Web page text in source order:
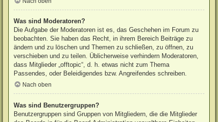
Was sind Moderatoren?
Die Aufgabe der Moderatoren ist es, das Geschehen im Forum zu
beobachten. Sie haben das Recht, in ihrem Bereich Beiträge zu
ändern und zu löschen und Themen zu schließen, zu öffnen, zu
verschieben und zu teilen. Üblicherweise verhindern Moderatoren,
dass Mitglieder „offtopic“, d. h. etwas nicht zum Thema
Passendes, oder Beleidigendes bzw. Angreifendes schreiben.
Nach oben
Was sind Benutzergruppen?
Benutzergruppen sind Gruppen von Mitgliedern, die die Mitglieder